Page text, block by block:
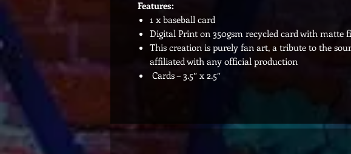
Features:
1 x baseball card
Digital Print on 350gsm recycled card with matte
This creation is purely fan art, a tribute to the
affiliated with any official production
Cards – 3.5″ x 2.5″